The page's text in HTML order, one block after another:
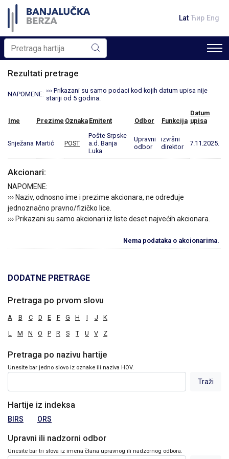
Lat Ћир Eng
Rezultati pretrage
NAPOMENE: ››› Prikazani su samo podaci kod kojih datum upisa nije
stariji od 5 godina.
Ime Prezime Oznaka Emitent Odbor Funkcija
Datum
upisa
Snježana Martić POST
Pošte Srpske
a.d. Banja
Luka
Upravni
odbor
izvršni
direktor
7.11.2025.
Akcionari:
NAPOMENE:
››› Naziv, odnosno ime i prezime akcionara, ne određuje
jednoznačno pravno/fizičko lice.
››› Prikazani su samo akcionari iz liste deset najvećih akcionara.
Nema podataka o akcionarima.
DODATNE PRETRAGE
Pretraga po prvom slovu
A B C D E F G H I J K
L M N O P R S T U V Z
Pretraga po nazivu hartije
Unesite bar jedno slovo iz oznake ili naziva HOV.
Hartije iz indeksa
BIRS ORS
Upravni ili nadzorni odbor
Unesite bar tri slova iz imena člana upravnog ili nadzornog odbora.